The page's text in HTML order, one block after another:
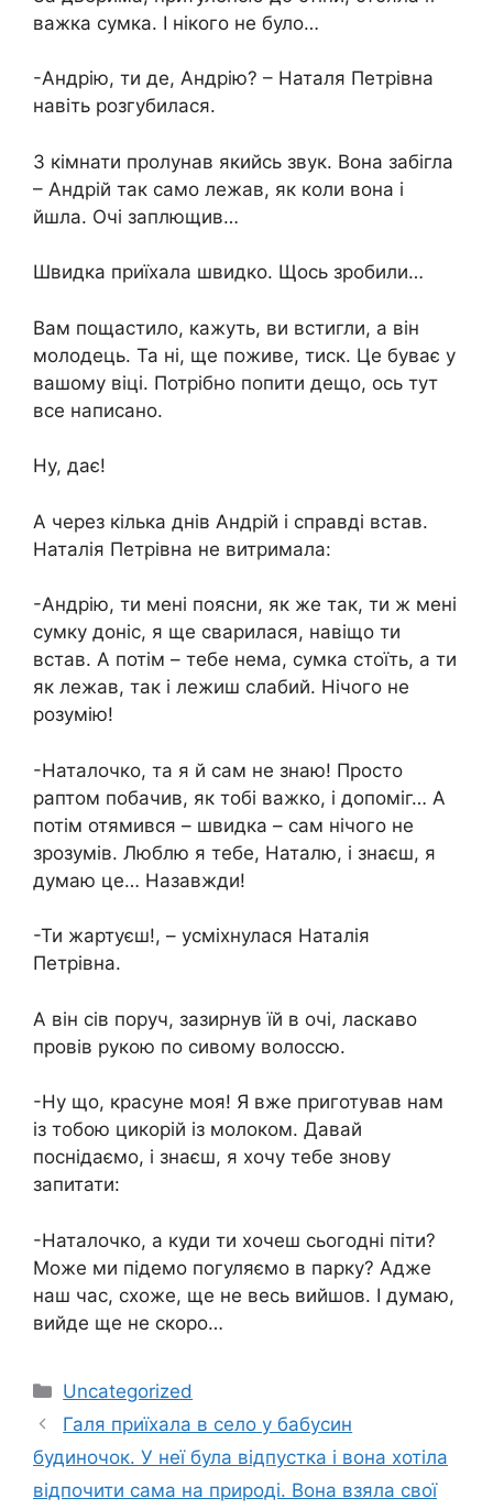
важка сумка. І нікого не було…
-Андрію, ти де, Андрію? – Наталя Петрівна
навіть розгубилася.
З кімнати пролунав якийсь звук. Вона забігла
– Андрій так само лежав, як коли вона і
йшла. Очі заплющив…
Швидка приїхала швидко. Щось зробили…
Вам пощастило, кажуть, ви встигли, а він
молодець. Та ні, ще поживе, тиск. Це буває у
вашому віці. Потрібно попити дещо, ось тут
все написано.
Ну, дає!
А через кілька днів Андрій і справді встав.
Наталія Петрівна не витримала:
-Андрію, ти мені поясни, як же так, ти ж мені
сумку доніс, я ще сварилася, навіщо ти
встав. А потім – тебе нема, сумка стоїть, а ти
як лежав, так і лежиш слабий. Нічого не
розумію!
-Наталочко, та я й сам не знаю! Просто
раптом побачив, як тобі важко, і допоміг… А
потім отямився – швидка – сам нічого не
зрозумів. Люблю я тебе, Наталю, і знаєш, я
думаю це… Назавжди!
-Ти жартуєш!, – усміхнулася Наталія
Петрівна.
А він сів поруч, зазирнув їй в очі, ласкаво
провів рукою по сивому волоссю.
-Ну що, красуне моя! Я вже приготував нам
із тобою цикорій із молоком. Давай
поснідаємо, і знаєш, я хочу тебе знову
запитати:
-Наталочко, а куди ти хочеш сьогодні піти?
Може ми підемо погуляємо в парку? Адже
наш час, схоже, ще не весь вийшов. І думаю,
вийде ще не скоро…
Категорії
Uncategorized
Галя приїхала в село у бабусин
будиночок. У неї була відпустка і вона хотіла
відпочити сама на природі. Вона взяла свої